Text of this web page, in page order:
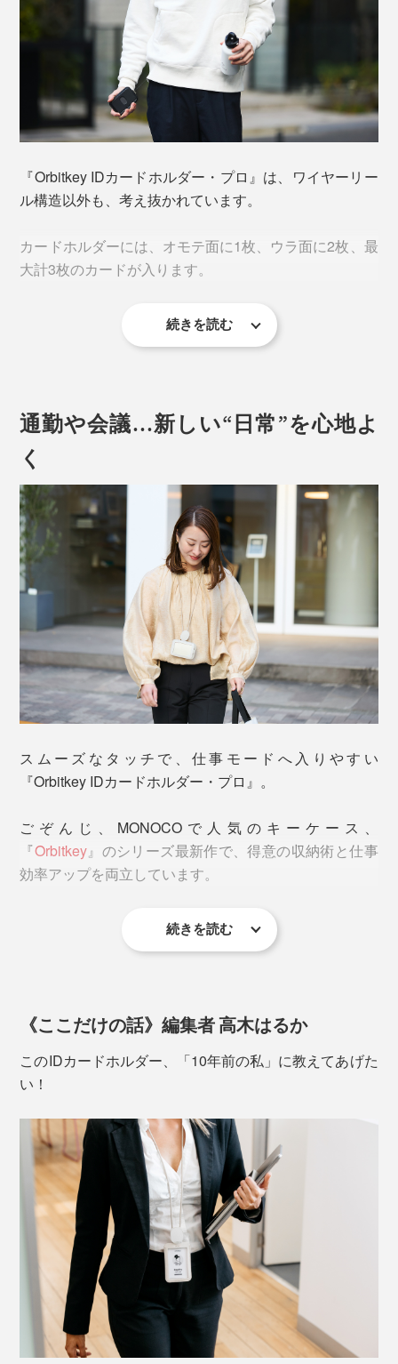
上へ、下へ、どこへでもカードを安定して引き出せる（オモテ面のカードが見え
るように撮影しています。写真のように、ウラ面でタッチしても、センサーキー
ワイヤーが出てこない、つっかかる、音がうるさい、挙
げ句には、すぐ切れる、なんてイライラは、もうありま
せん。
なんとかカードをタッチしようと、腰をかがめたり、い
ちいち首から外したり、そんな面倒ともさようなら。
「どうして、そんなにスムーズに、カードをひっぱり出
“ワイヤーマン”の秘密は、Orbitkey独自のワイヤーリー
ル構造にあります。
秘密その1
離した、独自の設計。ワイヤーをスムーズにひっぱり出
せて、うるさい作動音もほとんどしません。ワイヤーへ
のダメージも減らせます。
秘密その2
ワイヤーは、テントなど、アウトドア用品にも使われ
る、DSM社の高強度ナイロン製「ダイニーマ」。同じ
直径1㎜のスチール製ワイヤーより頑丈で、ふつうのナ
イロン製ワイヤーと違って、伸びたりねじれたりもあり
ません。
『Orbitkey IDカードホルダー・プロ』は、ワイヤーリー
ル構造以外も、考え抜かれています。
カードホルダーには、オモテ面に1枚、ウラ面に2枚、最
大計3枚のカードが入ります。
オモテ面とウラ面どちらにもカードが入る
へ。カードホルダーに入れたまま、センサーキーにタッ
チできます。
オモテ面は、カードの下に、紙幣やカギ1本を入れられ
る、薄い収納スペースつき。
続きを読む
通勤や会議…新しい“日常”を心地よ
く
スムーズなタッチで、仕事モードへ入りやすい
『Orbitkey IDカードホルダー・プロ』。
ごぞんじ、MONOCOで人気のキーケース、
『Orbitkey』のシリーズ最新作で、得意の収納術と仕事
効率アップを両立しています。
Orbitkeyは、工業デザイナーのチャールズ・イン氏と薬
剤師だったレックス・クオ氏が開発・起業しました。
ジョギング中に、鍵がジャラジャラ鳴ったり弾んだりす
ることがわずらわしかったチャールズは、従来のリング
ではなく、ボルトとナットで鍵を束ねた試作品を、幼な
じみのレックスに見せたそう。
続きを読む
《ここだけの話》編集者 高木はるか
このIDカードホルダー、「10年前の私」に教えてあげた
い！